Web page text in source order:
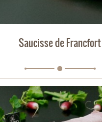
Saucisse de Francfort